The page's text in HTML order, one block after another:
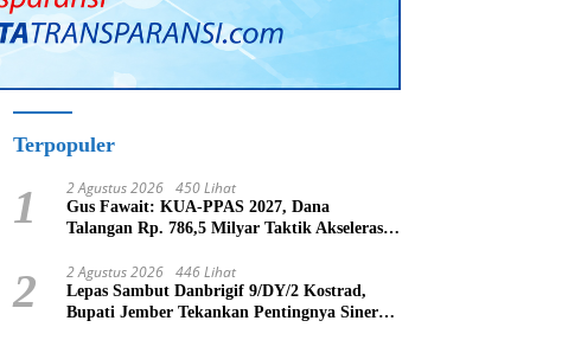
Terpopuler
1 2 Agustus 2026 450 Lihat
Gus Fawait: KUA-PPAS 2027, Dana
Talangan Rp. 786,5 Milyar Taktik Akselerasi
2 2 Agustus 2026 446 Lihat
Lepas Sambut Danbrigif 9/DY/2 Kostrad,
Bupati Jember Tekankan Pentingnya Sinergi